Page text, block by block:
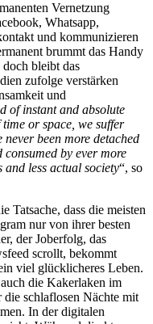
Vernetzung
Whatsapp,
und kommunizieren
brummt das Handy
bleibt das
zufolge verstärken
und
of instant and absolute
or space, we suffer
been more detached
by ever more
and less actual society“, so
Tatsache, dass die meisten
nur von ihrer besten
der Joberfolg, das
scrollt, bekommt
viel glücklicheres Leben.
die Kakerlaken im
schlaflosen Nächte mit
In der digitalen